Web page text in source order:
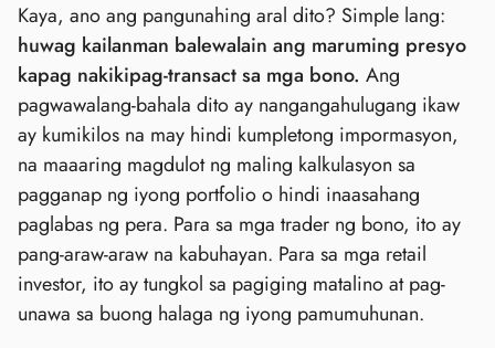
Kaya, ano ang pangunahing aral dito? Simple lang:
huwag kailanman balewalain ang maruming presyo
kapag nakikipag-transact sa mga bono. Ang
pagwawalang-bahala dito ay nangangahulugang ikaw
ay kumikilos na may hindi kumpletong impormasyon,
na maaaring magdulot ng maling kalkulasyon sa
pagganap ng iyong portfolio o hindi inaasahang
paglabas ng pera. Para sa mga trader ng bono, ito ay
pang-araw-araw na kabuhayan. Para sa mga retail
investor, ito ay tungkol sa pagiging matalino at pag-
unawa sa buong halaga ng iyong pamumuhunan.